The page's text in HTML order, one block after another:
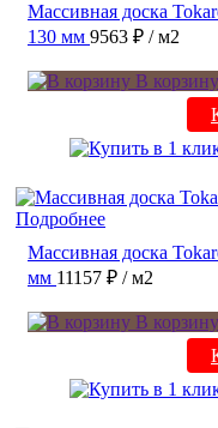
Массивная доска
130 мм 9563 ₽ / м2
В корзину
Подробнее
Массивная доска
мм 11157 ₽ / м2
В корзину